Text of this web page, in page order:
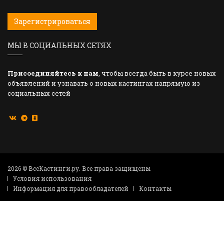
Зарегистрироваться
МЫ В СОЦИАЛЬНЫХ СЕТЯХ
Присоединяйтесь к нам, чтобы всегда быть в курсе новых
объявлений и узнавать о новых кастингах напрямую из
социальных сетей
2026 © ВсеКастинги.ру. Все права защищены
Условия использования
Информация для правообладателей
Контакты